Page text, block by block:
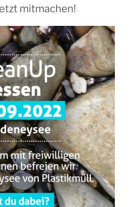
mitmachen!